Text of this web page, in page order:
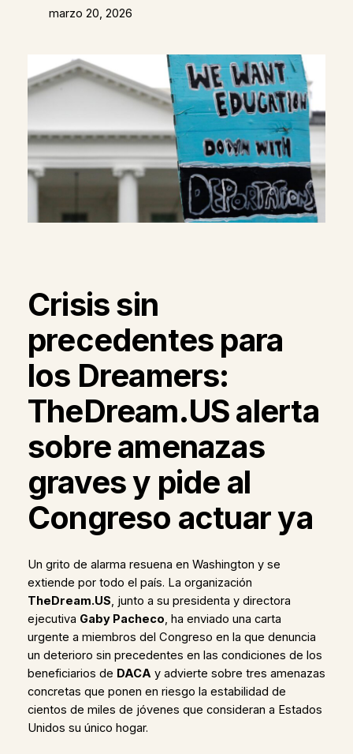
marzo 20, 2026
Crisis sin
precedentes para
los Dreamers:
TheDream.US alerta
sobre amenazas
graves y pide al
Congreso actuar ya
Un grito de alarma resuena en Washington y se
extiende por todo el país. La organización
TheDream.US, junto a su presidenta y directora
ejecutiva Gaby Pacheco, ha enviado una carta
urgente a miembros del Congreso en la que denuncia
un deterioro sin precedentes en las condiciones de los
beneficiarios de DACA y advierte sobre tres amenazas
concretas que ponen en riesgo la estabilidad de
cientos de miles de jóvenes que consideran a Estados
Unidos su único hogar.